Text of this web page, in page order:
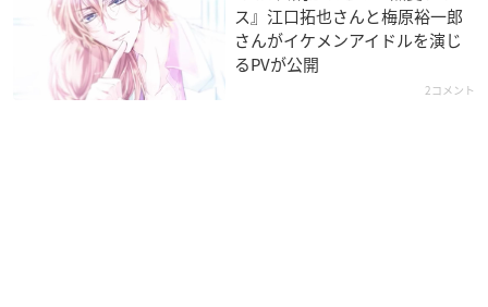
ス』江口拓也さんと梅原裕一郎
さんがイケメンアイドルを演じ
るPVが公開
2コメント